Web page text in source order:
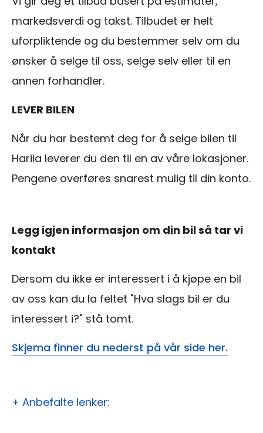
markedsverdi og takst. Tilbudet er helt
uforpliktende og du bestemmer selv om du
ønsker å selge til oss, selge selv eller til en
annen forhandler.
LEVER BILEN
Når du har bestemt deg for å selge bilen til
Harila leverer du den til en av våre lokasjoner.
Pengene overføres snarest mulig til din konto.
Legg igjen informasjon om din bil så tar vi
kontakt
Dersom du ikke er interessert i å kjøpe en bil
av oss kan du la feltet "Hva slags bil er du
interessert i?" stå tomt.
Skjema finner du nederst på vår side her.
+ Anbefalte lenker: